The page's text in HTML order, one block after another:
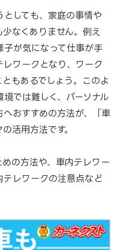
しても、家庭の事情や
なくありません。例え
子が気になって仕事が手
レワークとなり、ワーク
もあるでしょう。このよ
では難しく、パーソナル
おすすめの方法が、「車
活用方法です。
の方法や、車内テレワー
テレワークの注意点など